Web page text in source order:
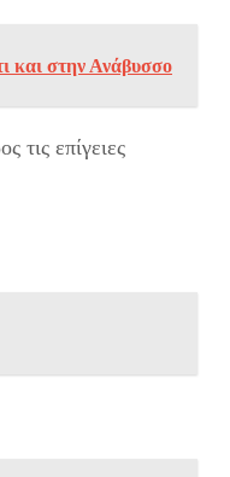
και στην Ανάβυσσο
τις επίγειες